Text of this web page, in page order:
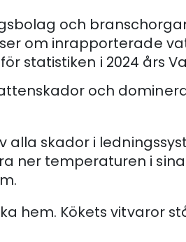
och
om inrapporterade
statistiken i 2024 års
och
skador i
ner temperaturen i
hem. Kökets vitvaror